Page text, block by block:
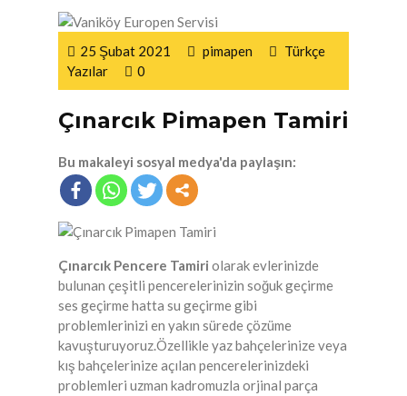
25 Şubat 2021 pimapen
Türkçe
Yazılar
0
Çınarcık Pimapen Tamiri
Bu makaleyi sosyal medya'da paylaşın:
Çınarcık Pencere Tamiri olarak evlerinizde
bulunan çeşitli pencerelerinizin soğuk geçirme
ses geçirme hatta su geçirme gibi
problemlerinizi en yakın sürede çözüme
kavuşturuyoruz.Özellikle yaz bahçelerinize veya
kış bahçelerinize açılan pencerelerinizdeki
problemleri uzman kadromuzla orjinal parça